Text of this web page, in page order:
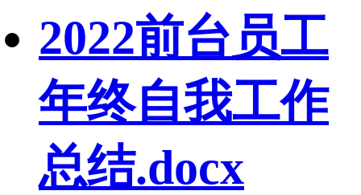
2022前台员工
年终自我工作
总结.docx